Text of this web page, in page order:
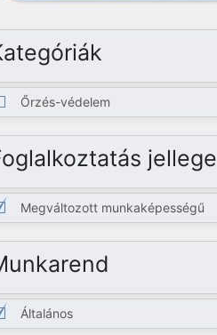
Őrzés-védelem
jellege
Megváltozott munkaképességű
Általános